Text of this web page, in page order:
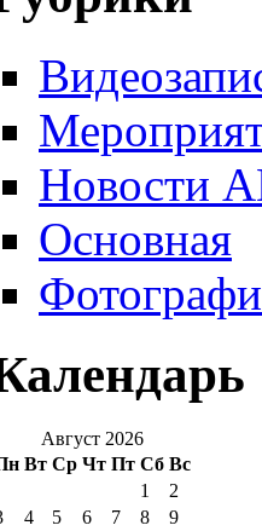
Новости
Основная
Август 2026
Вт Ср Чт Пт Сб Вс
1
2
4 5 6 7 8
9